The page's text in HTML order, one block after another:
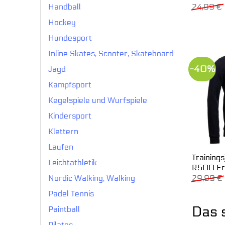
Handball
Hockey
Hundesport
Inline Skates, Scooter, Skateboard
Jagd
Kampfsport
Kegelspiele und Wurfspiele
Kindersport
Klettern
Laufen
Leichtathletik
Nordic Walking, Walking
Padel Tennis
Paintball
24,99€
-40%
R500
29,99€
Das